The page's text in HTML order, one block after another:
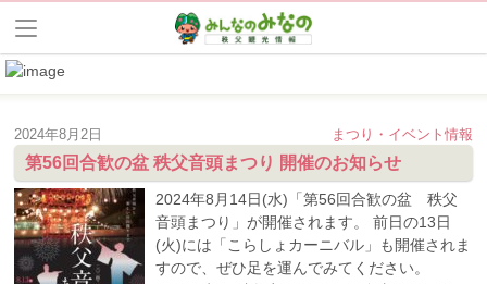
まつり・イベント情報
2024年8月2日
第56回合歓の盆 秩父音頭まつり 開催のお知らせ
2024年8月14日(水)「第56回合歓の盆 秩父
音頭まつり」が開催されます。 前日の13日
(火)には「こらしょカーニバル」も開催されま
すので、ぜひ足を運んでみてください。